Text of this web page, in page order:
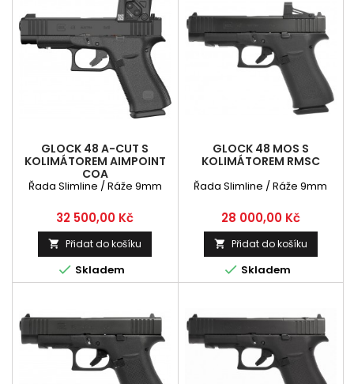
GLOCK 48 A-CUT S
KOLIMÁTOREM AIMPOINT
COA
Řada Slimline / Ráže 9mm
Cena
32 500,00 Kč
 Přidat do košíku
 Skladem
GLOCK 48 MOS S
KOLIMÁTOREM RMSC
Řada Slimline / Ráže 9mm
Cena
28 000,00 Kč
 Přidat do košíku
 Skladem